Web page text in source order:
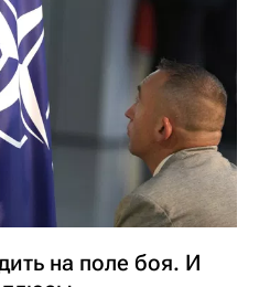
на поле боя. И